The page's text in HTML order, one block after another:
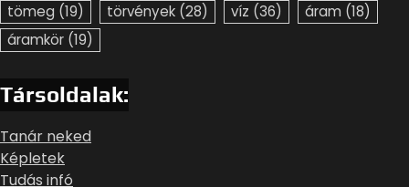
tömeg (19) törvények (28) víz (36) áram (18)
áramkör (19)
Társoldalak:
Tanár neked
Képletek
Tudás infó